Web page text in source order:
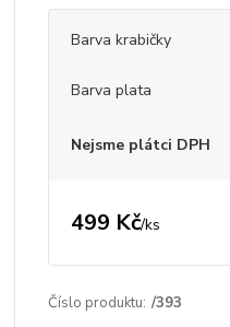
Barva krabičky
Barva plata
Nejsme plátci DPH
499 Kč/ks
Číslo produktu: /393